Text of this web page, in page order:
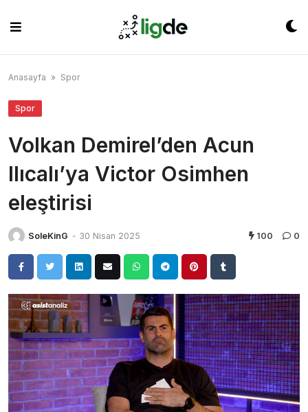
content
Anasayfa » Spor
Spor
Volkan Demirel’den Acun
Ilıcalı’ya Victor Osimhen
eleştirisi
SoleKinG - 30 Nisan 2025 100 0